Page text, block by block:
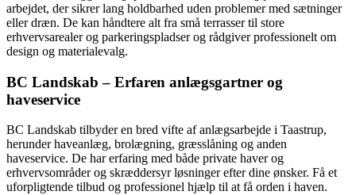
arbejdet, der sikrer lang holdbarhed uden problemer med sætninger
eller dræn. De kan håndtere alt fra små terrasser til store
erhvervsarealer og parkeringspladser og rådgiver professionelt om
design og materialevalg.
BC Landskab – Erfaren anlægsgartner og
haveservice
BC Landskab tilbyder en bred vifte af anlægsarbejde i Taastrup,
herunder haveanlæg, brolægning, græsslåning og anden
haveservice. De har erfaring med både private haver og
erhvervsområder og skræddersyr løsninger efter dine ønsker. Få et
uforpligtende tilbud og professionel hjælp til at få orden i haven.